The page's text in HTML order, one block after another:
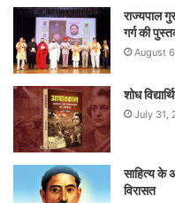
राज्यपाल
गर्ग की
August
शोध
July 31,
साहित्य के
विरासत